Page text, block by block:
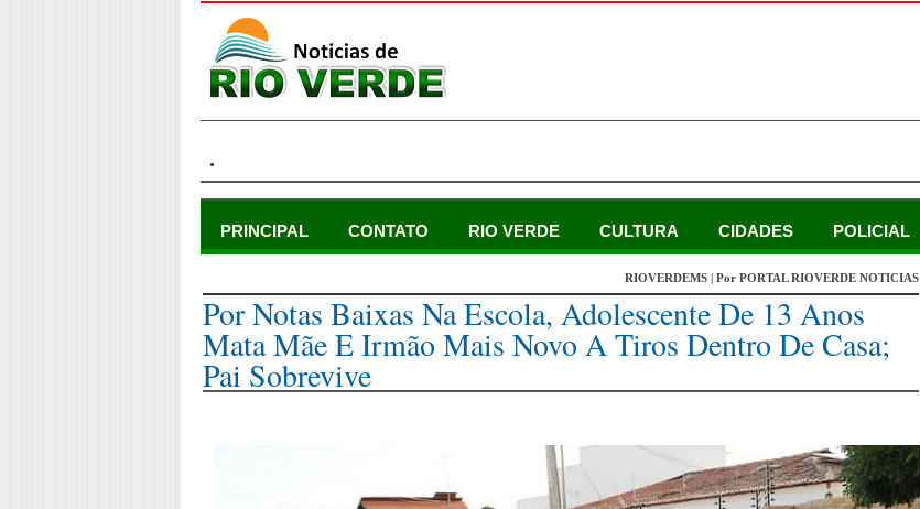
.
PRINCIPAL CONTATO RIO VERDE CULTURA CIDADES POLICIAL
RIOVERDEMS | Por PORTAL RIOVERDE NOTICIAS
Por Notas Baixas Na Escola, Adolescente De 13 Anos
Mata Mãe E Irmão Mais Novo A Tiros Dentro De Casa;
Pai Sobrevive